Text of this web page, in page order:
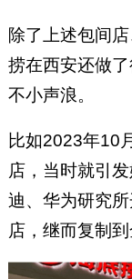
除了上述包间
捞在西安还做
不小声浪。
比如2023年10
店，当时就引
迪、华为研究
店，继而复制到